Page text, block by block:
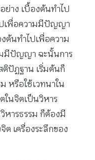
าง เบื้องต้นทำไป
ปเพื่อความมีปัญญา
ต้นทำไปเพื่อความ
มมีปัญญา ฉะนั้นการ
ติปัฏฐาน เริ่มต้นก็
หรือใช้เวทนาใน
ในจิตเป็นวิหาร
หารธรรม ก็ต้องมี
ต เครื่องระลึกของ